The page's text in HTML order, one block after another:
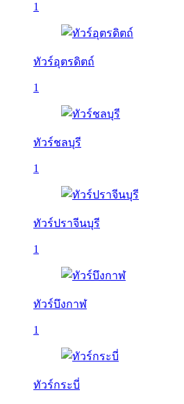
1
ทัวร์อุตรดิตถ์
1
ทัวร์ชลบุรี
1
ทัวร์ปราจีนบุรี
1
ทัวร์บึงกาฬ
1
ทัวร์กระบี่